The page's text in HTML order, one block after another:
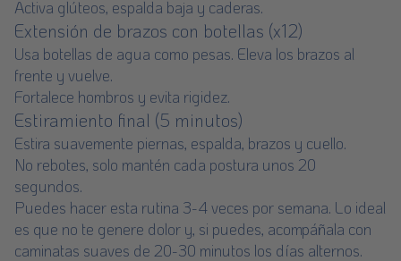
Activa glúteos, espalda baja y caderas.
Extensión de brazos con botellas (x12)
Usa botellas de agua como pesas. Eleva los brazos al
frente y vuelve.
Fortalece hombros y evita rigidez.
Estiramiento final (5 minutos)
Estira suavemente piernas, espalda, brazos y cuello.
No rebotes, solo mantén cada postura unos 20
segundos.
Puedes hacer esta rutina 3-4 veces por semana. Lo ideal
es que no te genere dolor y, si puedes, acompáñala con
caminatas suaves de 20-30 minutos los días alternos.